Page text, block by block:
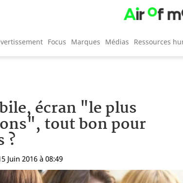
Focus Marques Médias Ressources
écran "le plus
tout bon pour
?
Juin 2016 à 08:49